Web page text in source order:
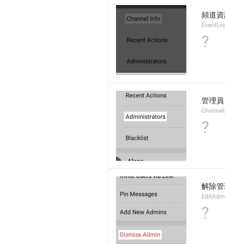
頻道
?
管理員
?
解除
?